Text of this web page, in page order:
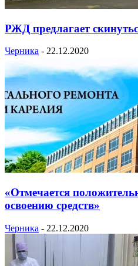
РЖД предлагает
Черника - 22.12.2020
«Отмечается
освоению средств»
Черника - 22.12.2020